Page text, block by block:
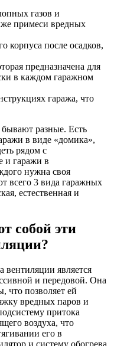
газов и
примеси вредных
корпуса после осадков,
предназначена для
в каждом гаражном
гаража, что
разные. Есть
в виде «домика»,
рядом с
и гаражи в
нужна своя
всего 3 вида гаражных
естественная и
собой эти
вентиляции является
и передовой. Она
что позволяет ей
вредных паров и
притока
воздуха, что
его в